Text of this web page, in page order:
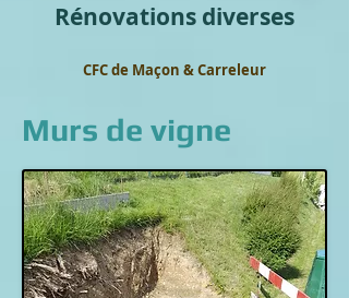
CFC de Maçon & Carreleur
Rénovations diverses
Murs de vigne